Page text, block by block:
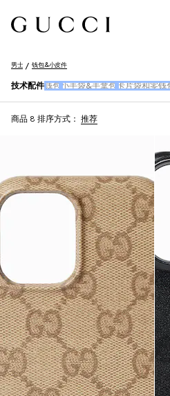
男士 钱包&小皮件
技术配件 钱包 小手袋&手拿包 卡片袋和零钱
商品 8 排序方式： 推荐